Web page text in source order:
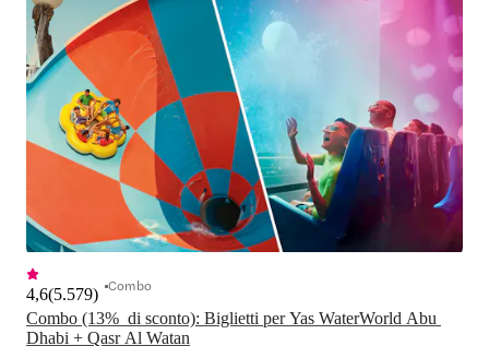
Combo (13%  di sconto): Biglietti per Yas WaterWorld Abu
Dhabi + Qasr Al Watan
4,6(5.579) Combo